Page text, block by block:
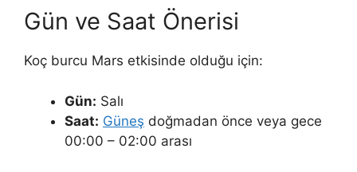
Gün ve Saat Önerisi
Koç burcu Mars etkisinde olduğu için:
Gün: Salı
Saat: Güneş doğmadan önce veya gece
00:00 – 02:00 arası